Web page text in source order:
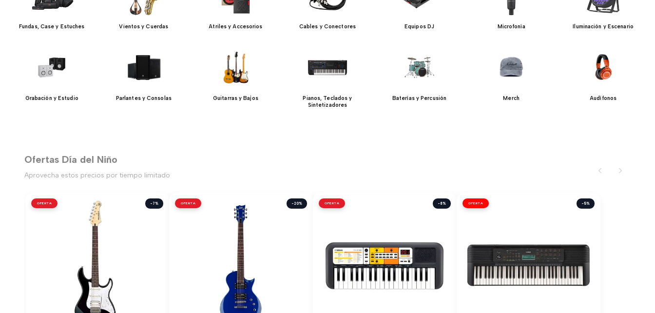
Fundas, Case y Estuches Vientos y Cuerdas Atriles y Accesorios Cables y Conectores Equipos DJ Microfonía Iluminación y Escenario
Grabación y Estudio Parlantes y Consolas Guitarras y Bajos
Pianos, Teclados y
Sintetizadores
Baterías y Percusión Merch Audífonos
Ofertas Día del Niño
Aprovecha estos precios por tiempo limitado
OFERTA -7% OFERTA -20% OFERTA -8% OFERTA -5%